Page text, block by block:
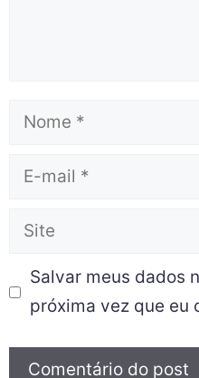
Salvar meus dados
próxima vez que eu